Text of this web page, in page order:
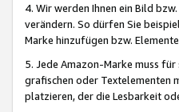
4. Wir werden Ihnen ein Bild
verändern. So dürfen Sie
Marke hinzufügen bzw.
5. Jede Amazon-Marke muss
grafischen oder Textelementen
platzieren, der die Lesbarkeit